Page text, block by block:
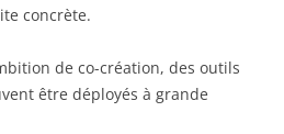
concrète.
de co-création, des outils
être déployés à grande